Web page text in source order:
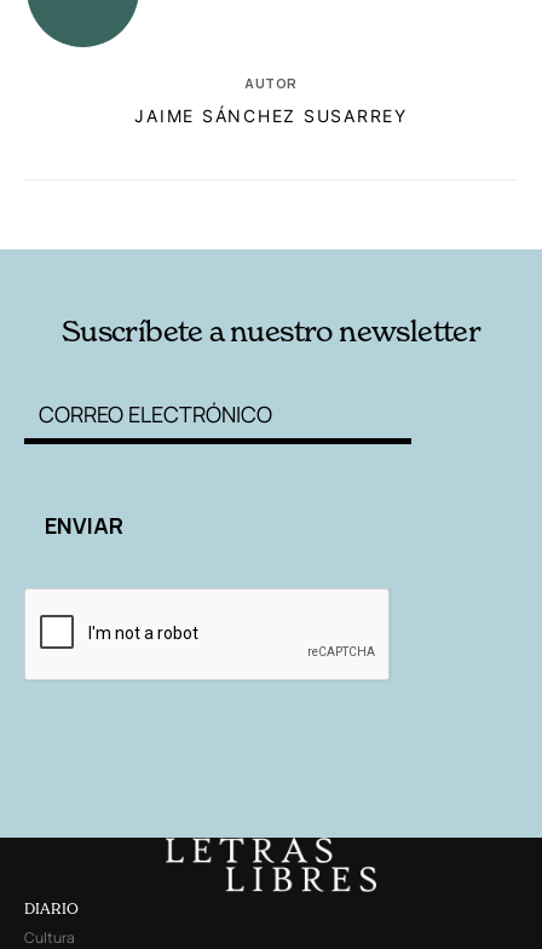
AUTOR
JAIME SÁNCHEZ SUSARREY
Suscríbete a nuestro newsletter
DIARIO
Cultura